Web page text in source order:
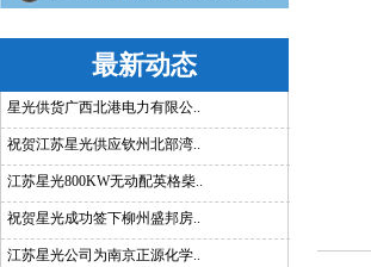
最新动态
星光供货广西北港电力有限公..
祝贺江苏星光供应钦州北部湾..
江苏星光800KW无动配英格柴..
祝贺星光成功签下柳州盛邦房..
江苏星光公司为南京正源化学..